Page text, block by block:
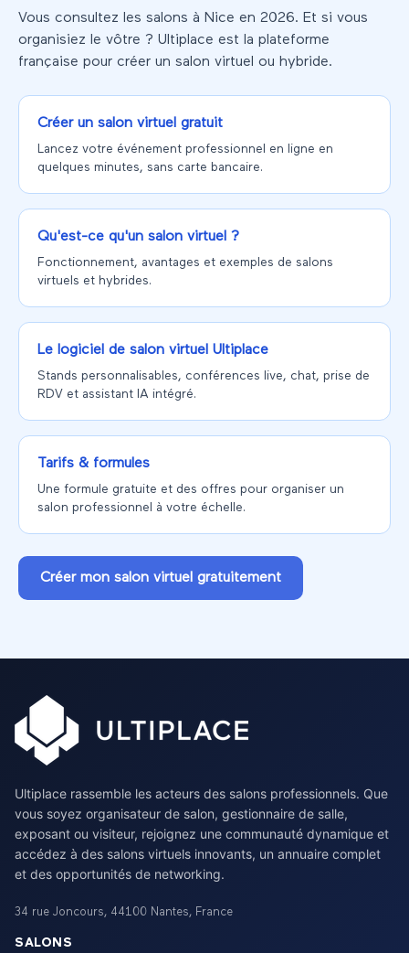
Vous consultez les salons à Nice en 2026. Et si vous
organisiez le vôtre ? Ultiplace est la plateforme
française pour créer un salon virtuel ou hybride.
Créer un salon virtuel gratuit
Lancez votre événement professionnel en ligne en
quelques minutes, sans carte bancaire.
Qu'est-ce qu'un salon virtuel ?
Fonctionnement, avantages et exemples de salons
virtuels et hybrides.
Le logiciel de salon virtuel Ultiplace
Stands personnalisables, conférences live, chat, prise de
RDV et assistant IA intégré.
Tarifs & formules
Une formule gratuite et des offres pour organiser un
salon professionnel à votre échelle.
Créer mon salon virtuel gratuitement
Ultiplace rassemble les acteurs des salons professionnels. Que
vous soyez organisateur de salon, gestionnaire de salle,
exposant ou visiteur, rejoignez une communauté dynamique et
accédez à des salons virtuels innovants, un annuaire complet
et des opportunités de networking.
34 rue Joncours, 44100 Nantes, France
SALONS